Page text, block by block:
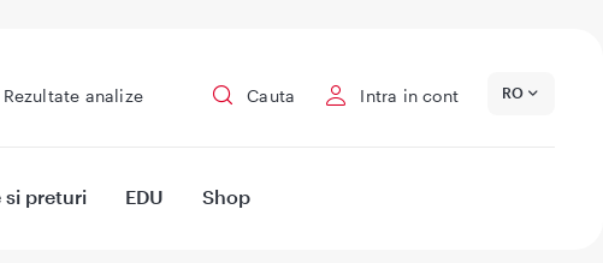
Rezultate analize Cauta Intra in cont RO
si preturi EDU Shop